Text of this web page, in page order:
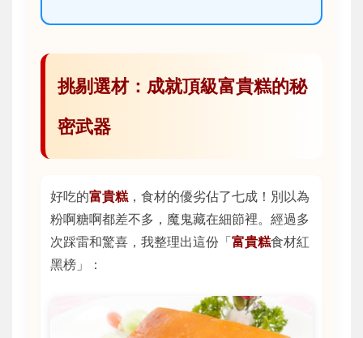
挑剔選材：成就頂級富貴糕的秘
密武器
好吃的富貴糕，食材的優劣佔了七成！別以為
粉啊糖啊都差不多，魔鬼藏在細節裡。經過多
次踩雷和驚喜，我整理出這份「富貴糕食材紅
黑榜」：